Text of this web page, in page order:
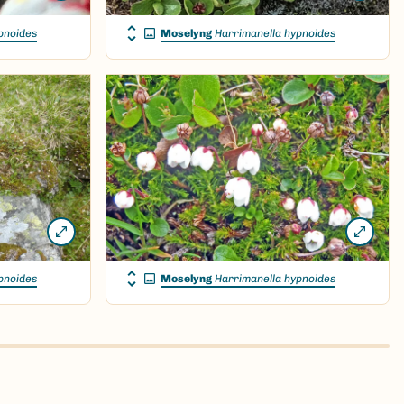
Moselyng Harrimanella hypnoides
Moselyng Harrimanella hypnoides